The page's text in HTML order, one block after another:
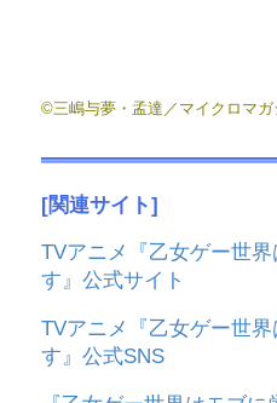
©三嶋与夢・孟達／マイクロマ
[関連サイト]
TVアニメ『乙女ゲー世
す』公式サイト
TVアニメ『乙女ゲー世
す』公式SNS